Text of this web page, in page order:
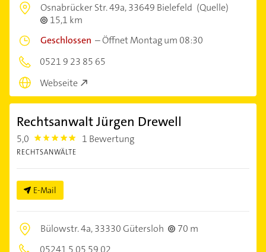
Osnabrücker Str. 49a,33649 Bielefeld (Quelle)
15,1 km
Geschlossen –Öffnet Montag um 08:30
0521 9 23 85 65
Webseite
Rechtsanwalt Jürgen Drewell
5,0 5.0 1 Bewertung
RECHTSANWÄLTE
E-Mail
Bülowstr. 4a,33330 Gütersloh
70 m